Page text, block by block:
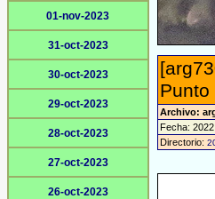
01-nov-2023
31-oct-2023
30-oct-2023
29-oct-2023
28-oct-2023
27-oct-2023
26-oct-2023
Archivo:
Fecha:
Directorio: